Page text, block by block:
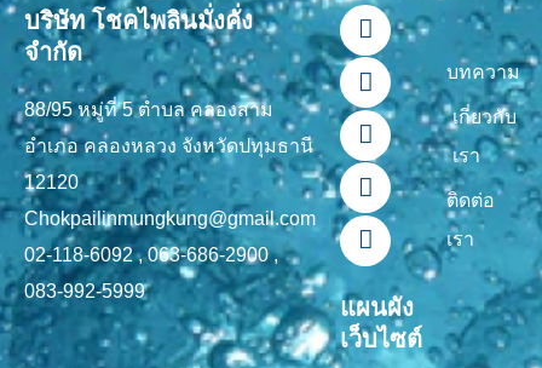
บริษัท โชคไพลินมั่งคั่ง
จำกัด
88/95 หมู่ที่ 5 ตำบล คลองสาม
อำเภอ คลองหลวง จังหวัดปทุมธานี
12120
Chokpailinmungkung@gmail.com
02-118-6092 , 063-686-2900 ,
083-992-5999
F
a
c
e
b
o
o
k
-
f
L
i
n
e
Y
o
u
t
u
b
e
T
i
k
t
o
k
I
n
s
t
a
g
r
a
m
แผนผัง
เว็บไซต์
บทความ
เกี่ยวกับ
เรา
ติดต่อ
เรา